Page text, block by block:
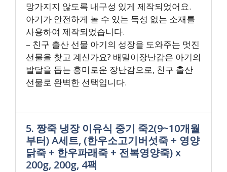
망가지지 않도록 내구성 있게 제작되었어요.
아기가 안전하게 놀 수 있는 독성 없는 소재를
사용하여 제작되었습니다.
– 친구 출산 선물 아기의 성장을 도와주는 멋진
선물을 찾고 계신가요? 배밀이장난감은 아기의
발달을 돕는 흥미로운 장난감으로, 친구 출산
선물로 완벽한 선택입니다.
5. 짱죽 냉장 이유식 중기 죽2(9~10개월
부터) A세트, (한우소고기버섯죽 + 영양
닭죽 + 한우파래죽 + 전복영양죽) x
200g, 200g, 4팩